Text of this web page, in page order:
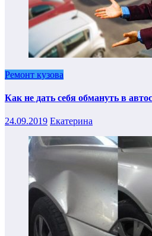
Ремонт кузова
Как не дать себя обмануть в
24.09.2019 Екатерина